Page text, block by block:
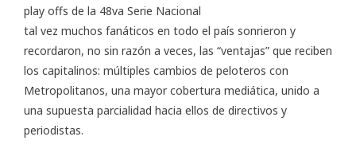
play offs de la 48va Serie Nacional
tal vez muchos fanáticos en todo el país sonrieron y
recordaron, no sin razón a veces, las “ventajas” que reciben
los capitalinos: múltiples cambios de peloteros con
Metropolitanos, una mayor cobertura mediática, unido a
una supuesta parcialidad hacia ellos de directivos y
periodistas.